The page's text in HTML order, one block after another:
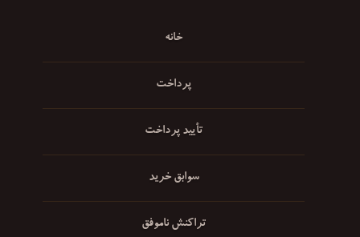
خانه
پرداخت
تأیید پرداخت
سوابق خرید
تراکنش ناموفق